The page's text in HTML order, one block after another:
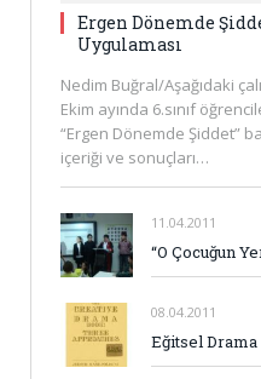
Ergen Dönemde
Uygulaması
Nedim Buğral/Aşağıdaki
Ekim ayında 6.sınıf
“Ergen Dönemde Şiddet”
içeriği ve sonuçları…
11.04.2011
“O Çocuğun
08.04.2011
Eğitsel Drama